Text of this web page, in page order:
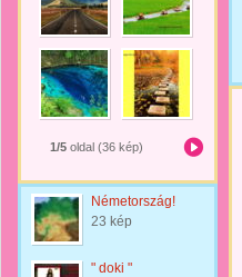
1/5 oldal (36 kép)
Németország!
23 kép
" doki "